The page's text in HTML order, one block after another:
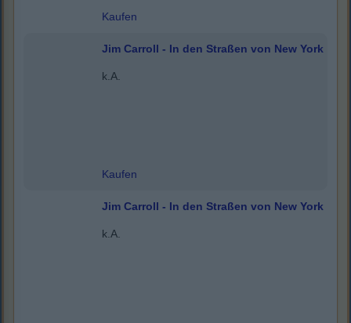
Kaufen
Jim Carroll - In den Straßen von New York
k.A.
Kaufen
Jim Carroll - In den Straßen von New York
k.A.